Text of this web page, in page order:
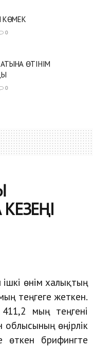
КӨМЕК
0
ӨТІНІМ
0
өнім халықтың
теңгеге жеткен.
мың теңгені
облысының өңірлік
өткен брифингте